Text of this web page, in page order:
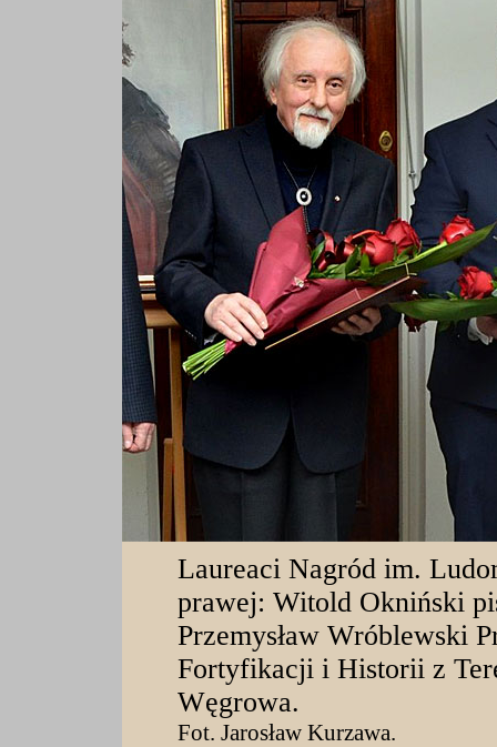
Laureaci Nagród im.
prawej: Witold Okniński
Przemysław Wróblewski
Fortyfikacji i Historii z
Węgrowa.
Fot. Jarosław Kurzawa.